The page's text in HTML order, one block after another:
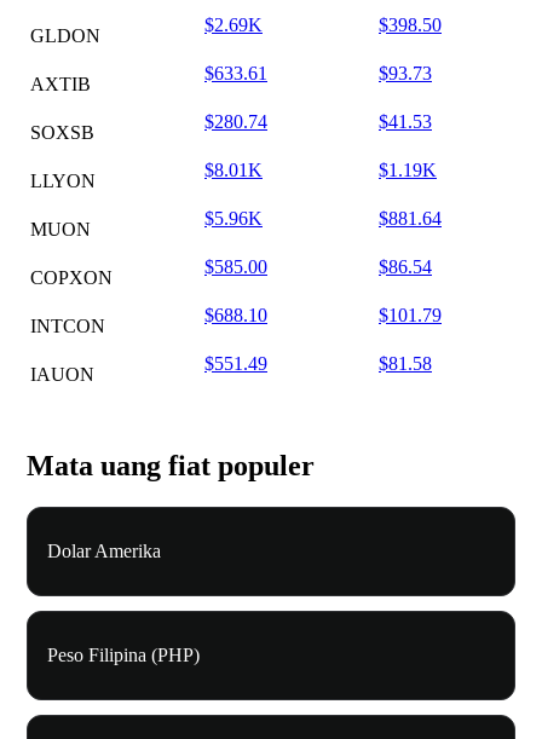
GLDON
$2.69K $398.50
AXTIB
$633.61 $93.73
SOXSB
$280.74 $41.53
LLYON
$8.01K $1.19K
MUON
$5.96K $881.64
COPXON
$585.00 $86.54
INTCON
$688.10 $101.79
IAUON
$551.49 $81.58
Mata uang fiat populer
Dolar Amerika
Peso Filipina (PHP)